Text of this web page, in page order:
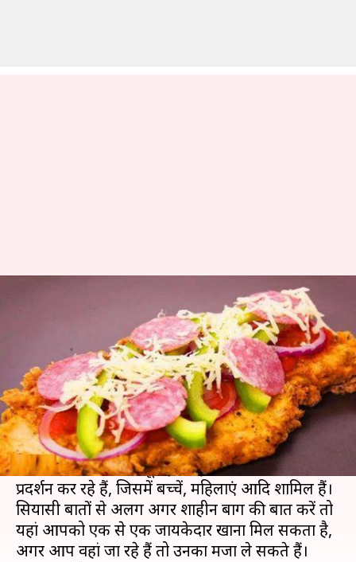
दिल्ली का शाहीन बाग: यहां इन
जायकों का लुत्फ जरूर उठाएं
Jan 29, 2020 08:06 pm
क्या है खबर?
दिल्ली का शाहीन बाग, इस जगह को लेकर आजकल
बवाल मचा हुआ है। क्योंकि यहां करीब 50 दिनों से
नागरिकता संशोधन कानून (CAA) के खिलाफ कई लोग
प्रदर्शन कर रहे हैं, जिसमें बच्चें, महिलाएं आदि शामिल हैं।
सियासी बातों से अलग अगर शाहीन बाग की बात करें तो
यहां आपको एक से एक जायकेदार खाना मिल सकता है,
अगर आप वहां जा रहे हैं तो उनका मजा ले सकते हैं।